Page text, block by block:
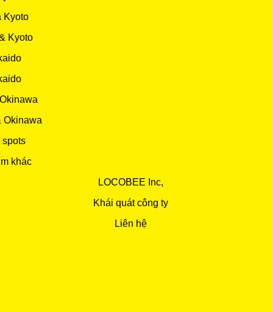
Kyoto
Kyoto
Okinawa
spots
khác
LOCOBEE Inc,
Khái quát công ty
Liên hệ